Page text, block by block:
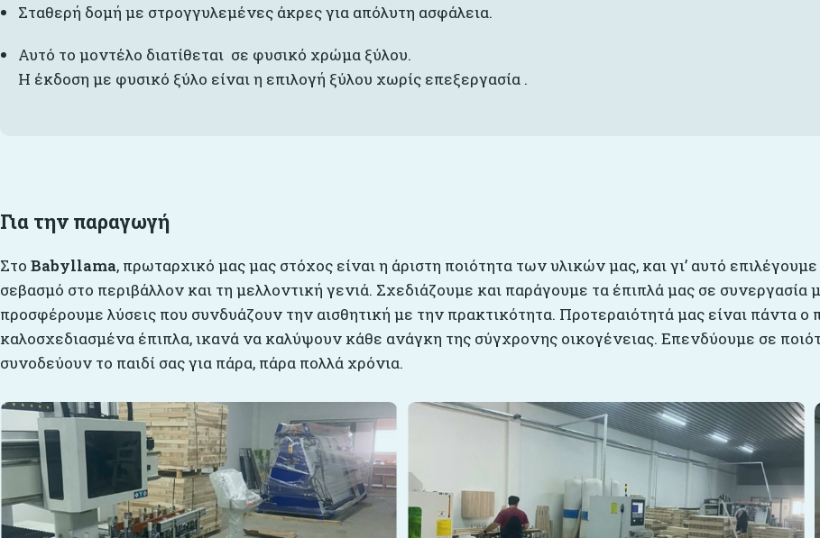
Σταθερή δομή με στρογγυλεμένες άκρες για απόλυτη ασφάλεια.
Αυτό το μοντέλο διατίθεται σε φυσικό χρώμα ξύλου.
Η έκδοση με φυσικό ξύλο είναι η επιλογή ξύλου χωρίς επεξεργασία .
Για την παραγωγή
Στο Babyllama, πρωταρχικό μας μας στόχος είναι η άριστη ποιότητα των υλικών μας, και γι’ αυτό
σεβασμό στο περιβάλλον και τη μελλοντική γενιά. Σχεδιάζουμε και παράγουμε τα έπιπλά μας σε συνεργασία
προσφέρουμε λύσεις που συνδυάζουν την αισθητική με την πρακτικότητα. Προτεραιότητά μας είναι πάντα ο
καλοσχεδιασμένα έπιπλα, ικανά να καλύψουν κάθε ανάγκη της σύγχρονης οικογένειας. Επενδύουμε σε
συνοδεύουν το παιδί σας για πάρα, πάρα πολλά χρόνια.